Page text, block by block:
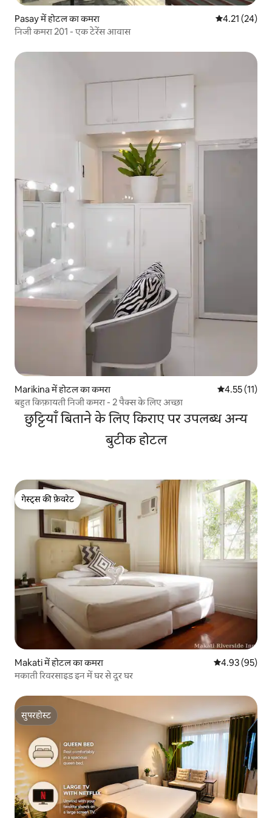
Pasay में होटल का कमरा औसत रेटिंग 5 में
4.21 (24)
निजी कमरा 201 - एक टेरेंस आवास
Marikina में होटल का कमरा औसत रेटिंग 5 में
4.55 (11)
बहुत किफ़ायती निजी कमरा - 2 पैक्स के लिए अच्छा
छुट्टियाँ बिताने के लिए किराए पर उपलब्ध अन्य
बुटीक होटल
गेस्ट्स की फ़ेवरेट
गेस्ट्स की फ़ेवरेट
Makati में होटल का कमरा औसत रेटिंग 5 में
4.93 (95)
मकाती रिवरसाइड इन में घर से दूर घर
सुपरहोस्ट
सुपरहोस्ट